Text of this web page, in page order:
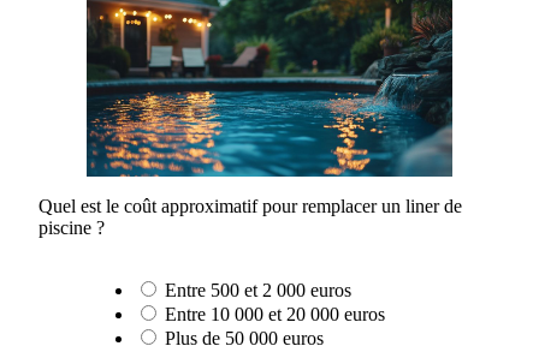
Quel est le coût approximatif pour remplacer un liner de
piscine ?
Entre 500 et 2 000 euros
Entre 10 000 et 20 000 euros
Plus de 50 000 euros